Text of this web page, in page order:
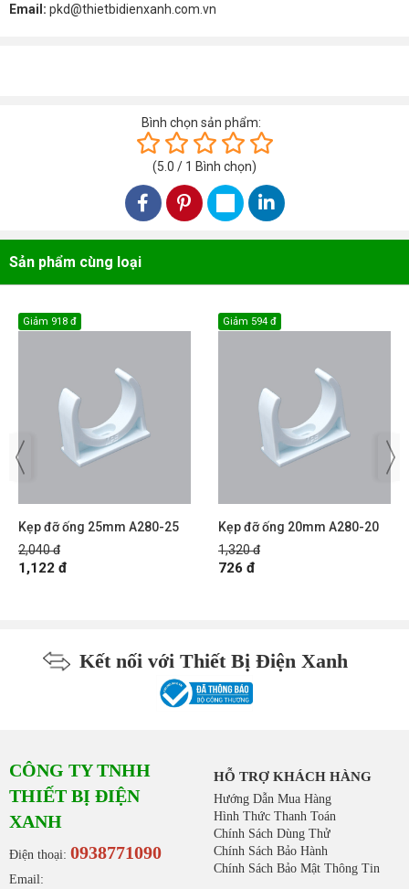
Email: pkd@thietbidienxanh.com.vn
Bình chọn sản phẩm:
(5.0 / 1 Bình chọn)
Sản phẩm cùng loại
Kẹp đỡ ống 25mm A280-25
2,040 đ
Giảm 918 đ
1,122 đ
Kẹp đỡ ống 20mm A280-20
1,320 đ
Giảm 594 đ
726 đ
Kết nối với Thiết Bị Điện Xanh
CÔNG TY TNHH
THIẾT BỊ ĐIỆN
XANH
Điện thoại: 0938771090
Email:
HỖ TRỢ KHÁCH HÀNG
Hướng Dẫn Mua Hàng
Hình Thức Thanh Toán
Chính Sách Dùng Thử
Chính Sách Bảo Hành
Chính Sách Bảo Mật Thông Tin